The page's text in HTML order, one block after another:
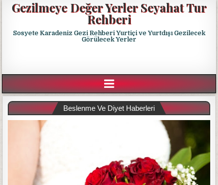
Gezilmeye Değer Yerler Seyahat Tur
Rehberi
Sosyete Karadeniz Gezi Rehberi Yurtiçi ve Yurtdışı Gezilecek
Görülecek Yerler
Beslenme Ve Diyet Haberleri